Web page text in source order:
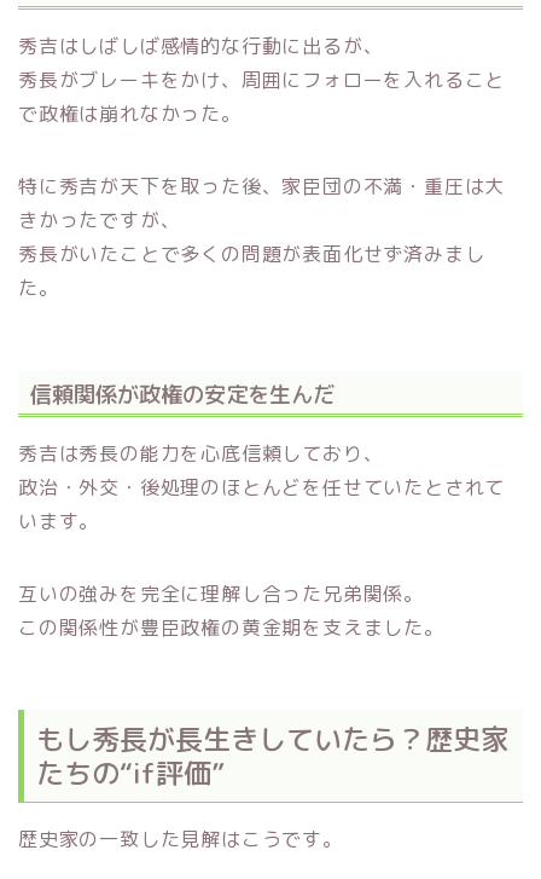
秀吉はしばしば感情的な行動に出るが、
秀長がブレーキをかけ、周囲にフォローを入れること
で政権は崩れなかった。
特に秀吉が天下を取った後、家臣団の不満・重圧は大
きかったですが、
秀長がいたことで多くの問題が表面化せず済みまし
た。
信頼関係が政権の安定を生んだ
秀吉は秀長の能力を心底信頼しており、
政治・外交・後処理のほとんどを任せていたとされて
います。
互いの強みを完全に理解し合った兄弟関係。
この関係性が豊臣政権の黄金期を支えました。
もし秀長が長生きしていたら？歴史家
たちの“if評価”
歴史家の一致した見解はこうです。